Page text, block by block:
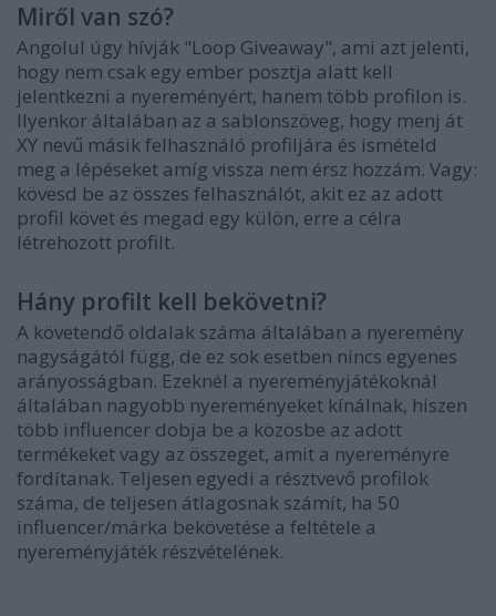
Miről van szó?
Angolul úgy hívják "Loop Giveaway", ami azt jelenti,
hogy nem csak egy ember posztja alatt kell
jelentkezni a nyereményért, hanem több profilon is.
Ilyenkor általában az a sablonszöveg, hogy menj át
XY nevű másik felhasználó profiljára és ismételd
meg a lépéseket amíg vissza nem érsz hozzám. Vagy:
kövesd be az összes felhasználót, akit ez az adott
profil követ és megad egy külön, erre a célra
létrehozott profilt.
Hány profilt kell bekövetni?
A követendő oldalak száma általában a nyeremény
nagyságától függ, de ez sok esetben nincs egyenes
arányosságban. Ezeknél a nyereményjátékoknál
általában nagyobb nyereményeket kínálnak, hiszen
több influencer dobja be a közösbe az adott
termékeket vagy az összeget, amit a nyereményre
fordítanak. Teljesen egyedi a résztvevő profilok
száma, de teljesen átlagosnak számít, ha 50
influencer/márka bekövetése a feltétele a
nyereményjáték részvételének.